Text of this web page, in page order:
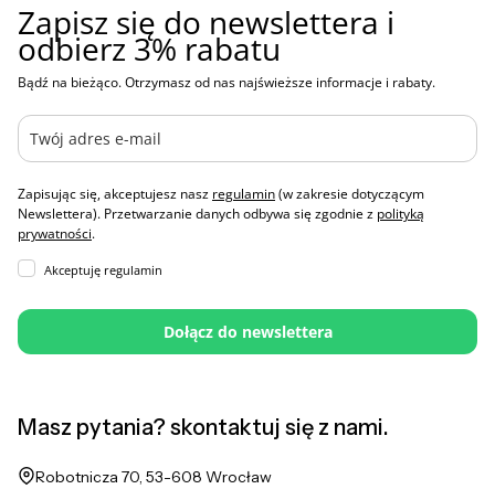
Zapisz się do newslettera i
odbierz 3% rabatu
Bądź na bieżąco. Otrzymasz od nas najświeższe informacje i rabaty.
Zapisując się, akceptujesz nasz regulamin(w zakresie dotyczącym
Newslettera). Przetwarzanie danych odbywa się zgodnie z polityką
prywatności.
Akceptuję regulamin
Dołącz do newslettera
Masz pytania? skontaktuj się z nami.
Adres:
Robotnicza 70, 53-608 Wrocław